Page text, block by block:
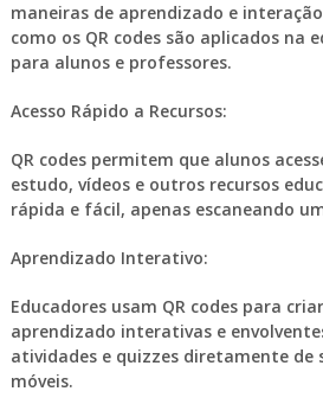
maneiras de aprendizado e
como os QR codes são aplicados na
para alunos e professores.
Acesso Rápido a Recursos:
QR codes permitem que alunos
estudo, vídeos e outros recursos
rápida e fácil, apenas escaneando
Aprendizado Interativo:
Educadores usam QR codes para
aprendizado interativas e
atividades e quizzes diretamente de
móveis.